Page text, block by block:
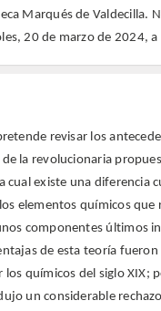
BELLAS ARTES
Marqués de Valdecilla.
20 de marzo de 2024,
revisar los
de la revolucionaria
cual existe una diferencia
elementos químicos que
componentes últimos
de esta teoría
los químicos del siglo XIX;
un considerable